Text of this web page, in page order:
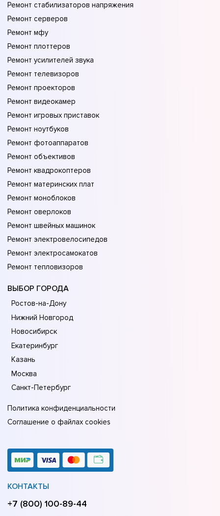
Ремонт стабилизаторов напряжения
Ремонт серверов
Ремонт мфу
Ремонт плоттеров
Ремонт усилителей звука
Ремонт телевизоров
Ремонт проекторов
Ремонт видеокамер
Ремонт игровых приставок
Ремонт ноутбуков
Ремонт фотоаппаратов
Ремонт объективов
Ремонт квадрокоптеров
Ремонт материнских плат
Ремонт моноблоков
Ремонт оверлоков
Ремонт швейных машинок
Ремонт электровелосипедов
Ремонт электросамокатов
Ремонт тепловизоров
ВЫБОР ГОРОДА
Ростов-на-Дону
Нижний Новгород
Новосибирск
Екатеринбург
Казань
Москва
Санкт-Петербург
Политика конфиденциальности
Соглашение о файлах cookies
КОНТАКТЫ
+7 (800) 100-89-44